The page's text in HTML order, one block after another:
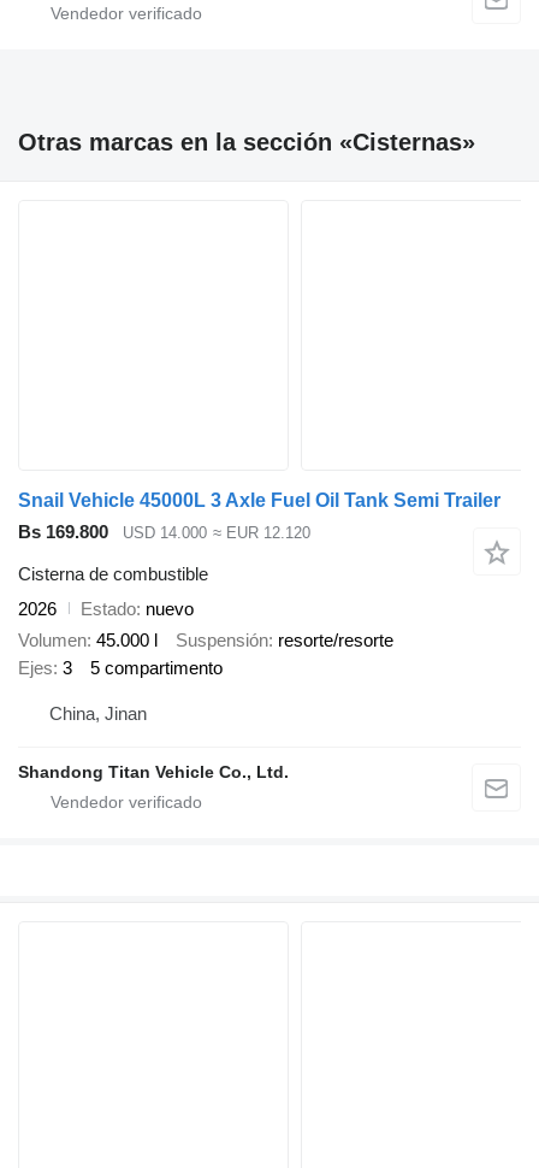
Otras marcas en la sección «Cisternas»
Snail Vehicle 45000L 3 Axle Fuel Oil Tank Semi Trailer
Bs 169.800
USD 14.000 ≈ EUR 12.120
Cisterna de combustible
2026
Estado nuevo
Volumen 45.000 l Suspensión resorte/resorte
Ejes 3 5 compartimento
China, Jinan
Shandong Titan Vehicle Co., Ltd.